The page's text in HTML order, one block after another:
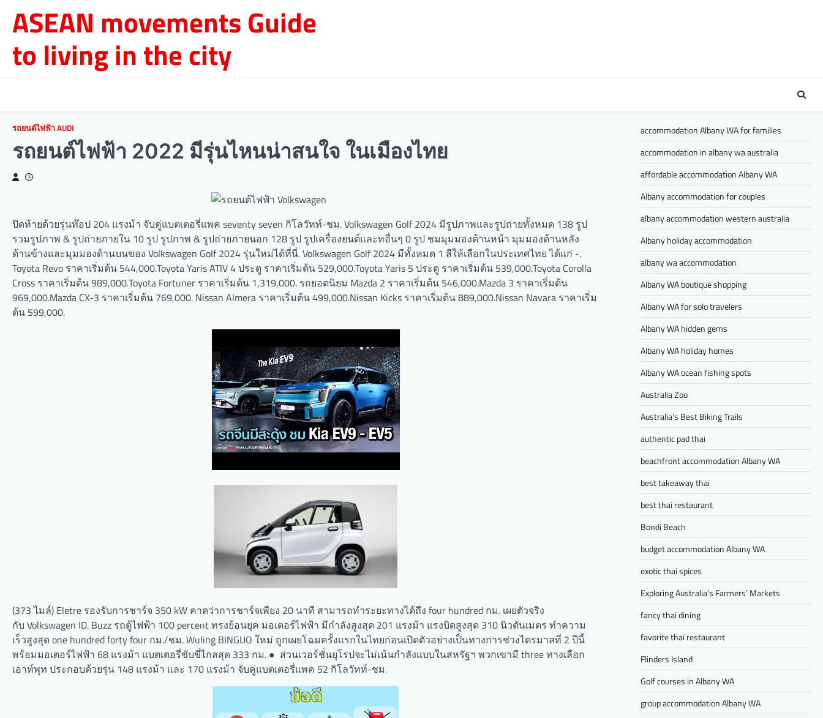
content
ASEAN movements Guide
to living in the city
รถยนต์ไฟฟ้า AUDI
รถยนต์ไฟฟ้า 2022 มีรุ่นไหนน่าสนใจ ในเมืองไทย
ปิดท้ายด้วยรุ่นท๊อป 204 แรงม้า จับคู่แบตเตอรี่แพค seventy seven กิโลวัทท์-ชม. Volkswagen Golf 2024 มีรูปภาพและรูปถ่ายทั้งหมด 138 รูป
รวมรูปภาพ & รูปถ่ายภายใน 10 รูป รูปภาพ & รูปถ่ายภายนอก 128 รูป รูปเครื่องยนต์และทอื่นๆ 0 รูป ชมมุมมองด้านหน้า มุมมองด้านหลัง
ด้านข้างและมุมมองด้านบนของ Volkswagen Golf 2024 รุ่นใหม่ได้ที่นี่. Volkswagen Golf 2024 มีทั้งหมด 1 สีให้เลือกในประเทศไทย ได้แก่ -.
Toyota Revo ราคาเริ่มต้น 544,000.Toyota Yaris ATIV 4 ประตู ราคาเริ่มต้น 529,000.Toyota Yaris 5 ประตู ราคาเริ่มต้น 539,000.Toyota Corolla
Cross ราคาเริ่มต้น 989,000.Toyota Fortuner ราคาเริ่มต้น 1,319,000. รถยอดนิยม Mazda 2 ราคาเริ่มต้น 546,000.Mazda 3 ราคาเริ่มต้น
969,000.Mazda CX-3 ราคาเริ่มต้น 769,000. Nissan Almera ราคาเริ่มต้น 499,000.Nissan Kicks ราคาเริ่มต้น 889,000.Nissan Navara ราคาเริ่ม
ต้น 599,000.
(373 ไมล์) Eletre รองรับการชาร์จ 350 kW คาดว่าการชาร์จเพียง 20 นาที สามารถทำระยะทางได้ถึง four hundred กม. เผยตัวจริง
กับ Volkswagen ID. Buzz รถตู้ไฟฟ้า 100 percent ทรงย้อนยุค มอเตอร์ไฟฟ้า มีกำลังสูงสุด 201 แรงม้า แรงบิดสูงสุด 310 นิวตันเมตร ทำความ
เร็วสูงสุด one hundred forty four กม./ชม. Wuling BINGUO ใหม่ ถูกเผยโฉมครั้งแรกในไทยก่อนเปิดตัวอย่างเป็นทางการช่วงไตรมาสที่ 2 ปีนี้
พร้อมมอเตอร์ไฟฟ้า 68 แรงม้า แบตเตอรี่ขับขี่ไกลสุด 333 กม. ● ส่วนเวอร์ชั่นยุโรปจะไม่เน้นกำลังแบบในสหรัฐฯ พวกเขามี three ทางเลือก
เอาท์พุท ประกอบด้วยรุ่น 148 แรงม้า และ 170 แรงม้า จับคู่แบตเตอรี่แพค 52 กิโลวัทท์-ชม.
accommodation Albany WA for families
accommodation in albany wa australia
affordable accommodation Albany WA
Albany accommodation for couples
albany accommodation western australia
Albany holiday accommodation
albany wa accommodation
Albany WA boutique shopping
Albany WA for solo travelers
Albany WA hidden gems
Albany WA holiday homes
Albany WA ocean fishing spots
Australia Zoo
Australia’s Best Biking Trails
authentic pad thai
beachfront accommodation Albany WA
best takeaway thai
best thai restaurant
Bondi Beach
budget accommodation Albany WA
exotic thai spices
Exploring Australia’s Farmers’ Markets
fancy thai dining
favorite thai restaurant
Flinders Island
Golf courses in Albany WA
group accommodation Albany WA